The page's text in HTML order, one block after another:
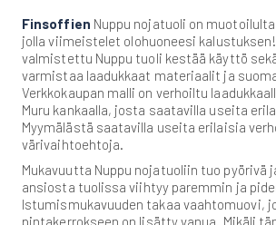
Finsoffien Nuppu nojatuoli on
jolla viimeistelet olohuoneesi
valmistettu Nuppu tuoli kestää käyttö
varmistaa laadukkaat materiaalit ja
Verkkokaupan malli on verhoiltu
Muru kankaalla, josta saatavilla useita
Myymälästä saatavilla useita erilaisia
värivaihtoehtoja.
Mukavuutta Nuppu nojatuoliin tuo pyörivä
ansiosta tuolissa viihtyy paremmin ja
Istumismukavuuden takaa vaahtomuovi,
pintakerrokseen on lisätty vanua. Mikäli